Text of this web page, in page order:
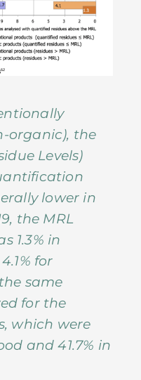
organic), the
Levels)
lower in
the MRL
1.3% in
for
same
for the
which were
and 41.7% in